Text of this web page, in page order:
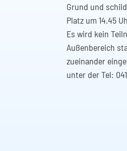
Grund und
Platz um 14.45
Es wird kein
Außenbereich
zueinander
unter der Tel: